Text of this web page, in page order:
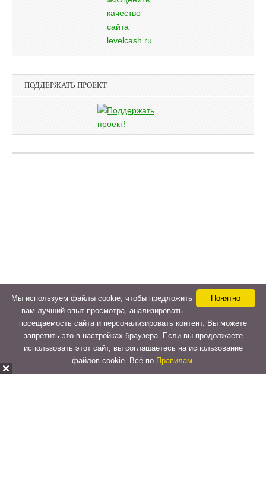
ПОДДЕРЖАТЬ ПРОЕКТ
Понятно
Мы используем файлы cookie, чтобы предложить
вам лучший опыт просмотра, анализировать
посещаемость сайта и персонализировать контент. Вы можете
запретить это в настройках браузера. Если вы продолжаете
использовать этот сайт, вы соглашаетесь на использование
файлов cookie. Всё по Правилам.